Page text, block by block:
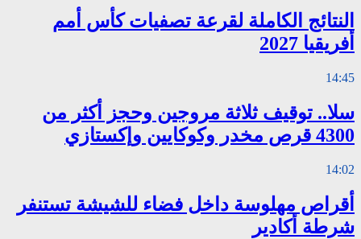
النتائج الكاملة لقرعة تصفيات كأس أمم
أفريقيا 2027
14:45
سلا.. توقيف ثلاثة مروجين وحجز أكثر من
4300 قرص مخدر وكوكايين وإكستازي
14:02
أقراص مهلوسة داخل فضاء للشيشة تستنفر
شرطة أكادير